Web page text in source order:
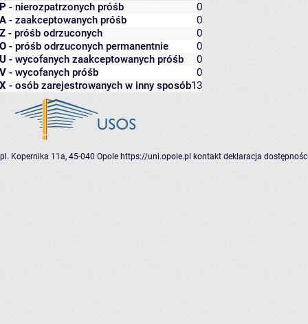
P - nierozpatrzonych próśb
0
A - zaakceptowanych próśb
0
Z - próśb odrzuconych
0
O - próśb odrzuconych permanentnie
0
U - wycofanych zaakceptowanych próśb
0
V - wycofanych próśb
0
X - osób zarejestrowanych w inny sposób13
pl. Kopernika 11a, 45-040 Opole https://uni.opole.pl kontakt deklaracja